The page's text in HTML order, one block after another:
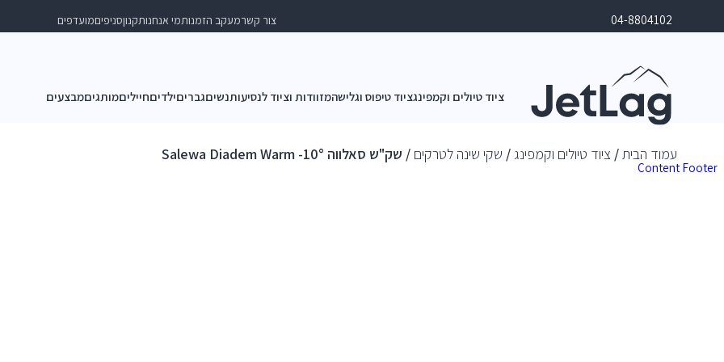
Content Footer
04-8804102 צור קשרמעקב הזמנותמי אנחנותקנוןסניפיםמועדפים
ציוד טיולים וקמפינגציוד טיפוס וגלישהמזוודות וציוד לנסיעותנשיםגבריםילדיםחייליםמותגיםמבצעים
עמוד הבית/ ציוד טיולים וקמפינג/ שקי שינה לטרקים / שק"ש סאלווה Salewa Diadem Warm -10°